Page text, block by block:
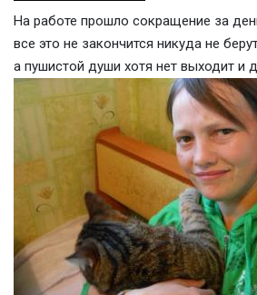
На работе прошло сокращение за
все это не закончится никуда не
а пушистой души хотя нет выходит и